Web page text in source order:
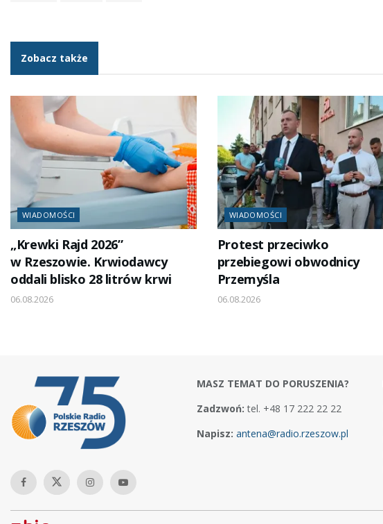
Zobacz także
WIADOMOŚCI
„Krewki Rajd 2026”
w Rzeszowie. Krwiodawcy
oddali blisko 28 litrów krwi
06.08.2026
WIADOMOŚCI
Protest przeciwko
przebiegowi obwodnicy
Przemyśla
06.08.2026
MASZ TEMAT DO PORUSZENIA?
Zadzwoń: tel. +48 17 222 22 22
Napisz: antena@radio.rzeszow.pl